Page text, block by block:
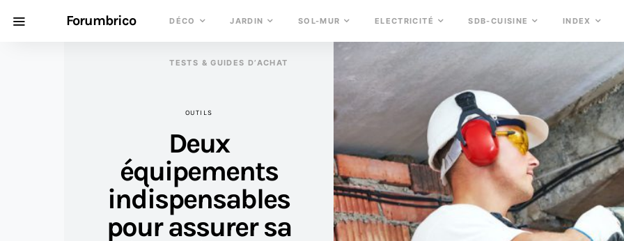
Forumbrico DÉCO JARDIN SOL-MUR ELECTRICITÉ SDB-CUISINE INDEX
TESTS & GUIDES D’ACHAT
OUTILS
Deux
équipements
indispensables
pour assurer sa